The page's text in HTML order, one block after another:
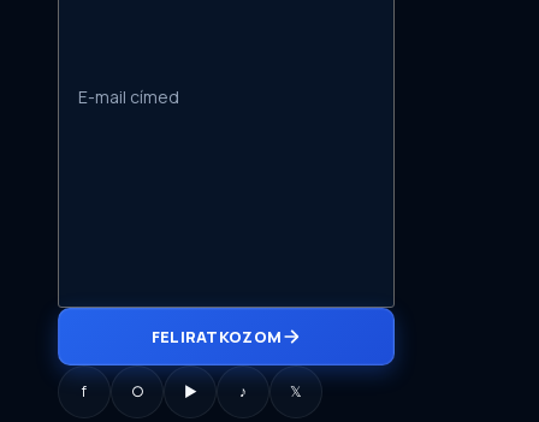
FELIRATKOZOM
f ○ ▶ ♪ 𝕏